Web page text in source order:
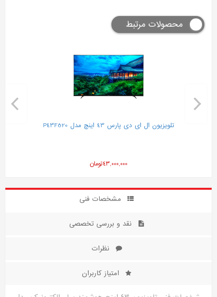
محصولات مرتبط
تلویزیون ال ای دی پارس 43 اینچ مدل P43F520
43,000,000تومان
مشخصات فنی
نقد و بررسی تخصصی
نظرات
امتیاز کاربران